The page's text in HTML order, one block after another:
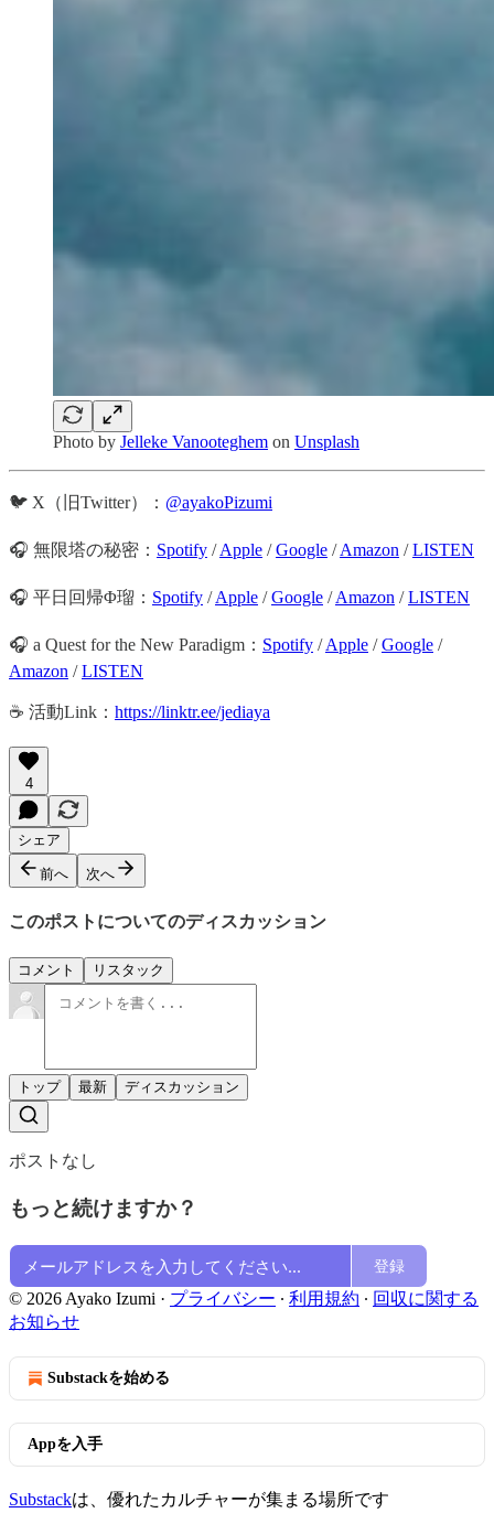
Photo by Jelleke Vanooteghem on Unsplash
🐦 X（旧Twitter）： @ayakoPizumi
🎧 無限塔の秘密： Spotify /Apple /Google /Amazon /LISTEN
🎧 平日回帰Φ瑠： Spotify /Apple /Google /Amazon /LISTEN
🎧 a Quest for the New Paradigm： Spotify /Apple /Google /
Amazon /LISTEN
☕️ 活動Link： https://linktr.ee/jediaya
4
シェア
前へ 次へ
このポストについてのディスカッション
コメント リスタック
トップ 最新 ディスカッション
ポストなし
もっと続けますか？
登録
© 2026 Ayako Izumi · プライバシー ∙ 利用規約 ∙ 回収に関する
お知らせ
Substackを始める
Appを入手
Substackは、優れたカルチャーが集まる場所です